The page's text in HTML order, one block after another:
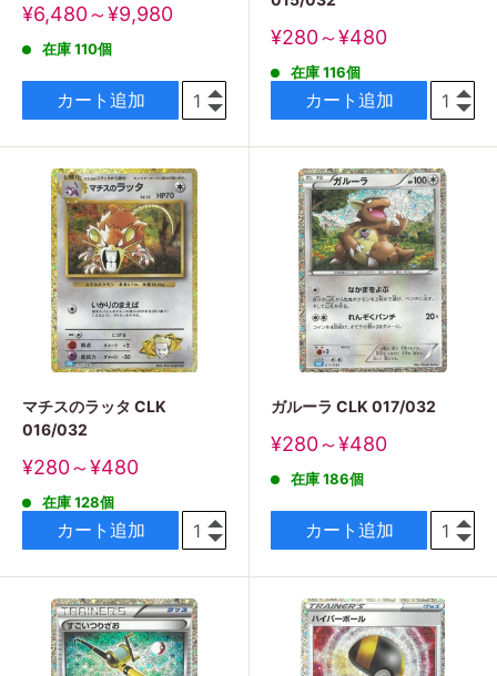
販
価
¥6,480～¥9,980
在庫 110個
カート追加
販
価
¥280～¥480
在庫 116個
カート追加
マチスのラッタ CLK
016/032
販
価
¥280～¥480
在庫 128個
カート追加
ガルーラ CLK 017/032
販
価
¥280～¥480
在庫 186個
カート追加